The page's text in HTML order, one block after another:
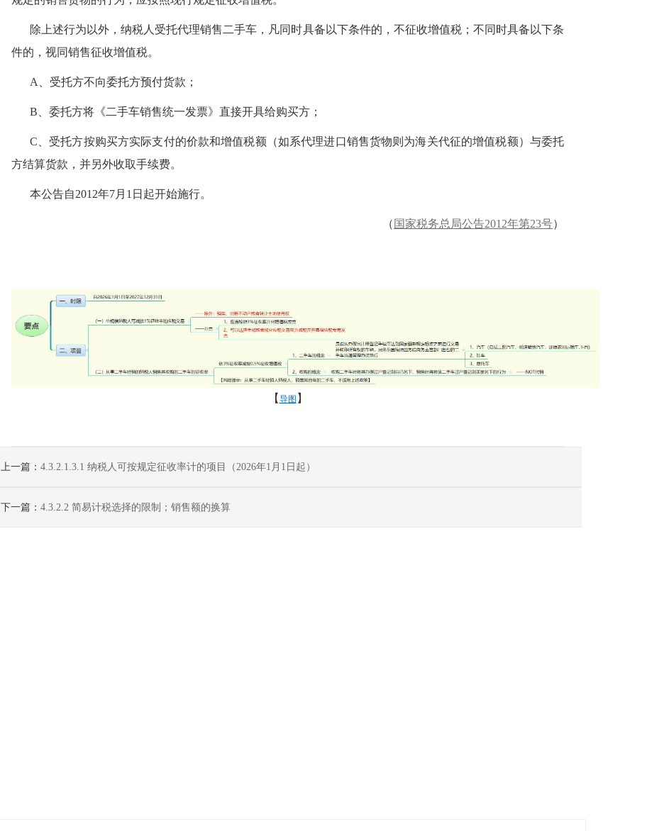
除上述行为以外，纳税人受托代理销售二手车，凡同时具备以下条件的，不征收增值税；不同时具备以下条
件的，视同销售征收增值税。
A、受托方不向委托方预付货款；
B、委托方将《二手车销售统一发票》直接开具给购买方；
C、受托方按购买方实际支付的价款和增值税额（如系代理进口销售货物则为海关代征的增值税额）与委托
方结算货款，并另外收取手续费。
本公告自2012年7月1日起开始施行。
（ 国家税务总局公告2012年第23号）
【 导图 】
上一篇： 4.3.2.1.3.1 纳税人可按规定征收率计的项目（2026年1月1日起）
下一篇： 4.3.2.2 简易计税选择的限制；销售额的换算